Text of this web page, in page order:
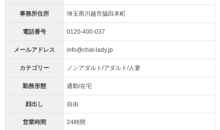
事務所住所 埼玉県川越市脇田本町
電話番号 0120-400-037
メールアドレス info@chat-lady.jp
カテゴリー ノンアダルト/アダルト/人妻
勤務形態 通勤/在宅
顔出し 自由
営業時間 24時間